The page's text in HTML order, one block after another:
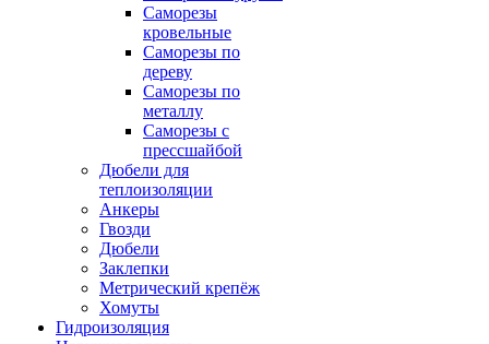
Саморезы
кровельные
Саморезы по
дереву
Саморезы по
металлу
Саморезы с
прессшайбой
Дюбели для
теплоизоляции
Анкеры
Гвозди
Дюбели
Заклепки
Метрический крепёж
Хомуты
Гидроизоляция